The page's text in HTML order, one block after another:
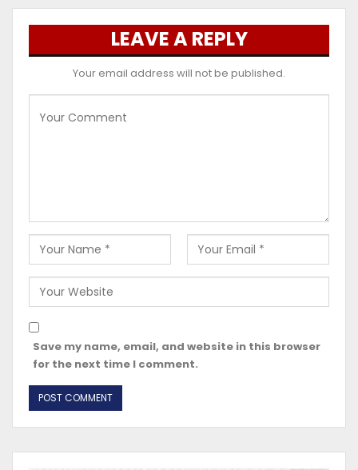
LEAVE A REPLY
Your email address will not be published.
Save my name, email, and website in this browser
for the next time I comment.